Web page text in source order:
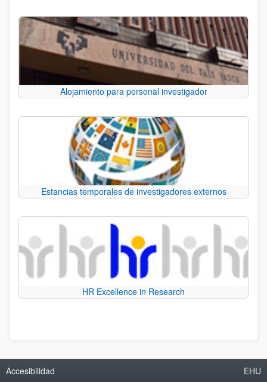
Alojamiento para personal investigador
Estancias temporales de investigadores externos
HR Excellence in Research
Accesibilidad EHU